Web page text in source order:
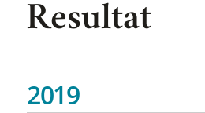
Resultat
2019